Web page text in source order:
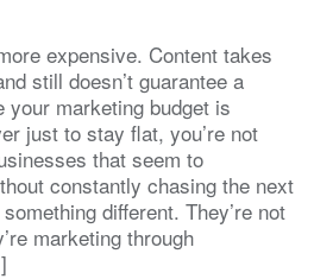
expensive. Content takes
still doesn’t guarantee a
your marketing budget is
just to stay flat, you’re not
that seem to
constantly chasing the next
different. They’re not
marketing through